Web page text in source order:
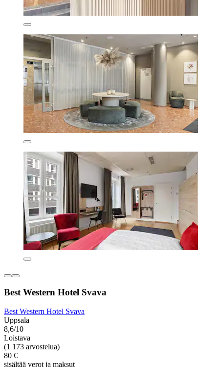
Best Western Hotel Svava
Best Western Hotel Svava
Uppsala
8,6/10
Loistava
(1 173 arvostelua)
80 €
sisältää verot ja maksut